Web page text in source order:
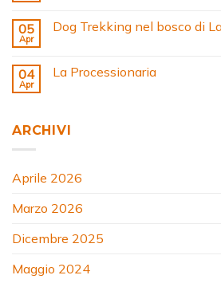
05
Apr
Dog Trekking nel bosco di
04
Apr
La Processionaria
ARCHIVI
Aprile 2026
Marzo 2026
Dicembre 2025
Maggio 2024